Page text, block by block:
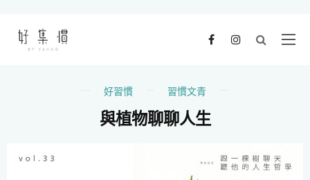
好習慣 習慣文青
與植物聊聊人生